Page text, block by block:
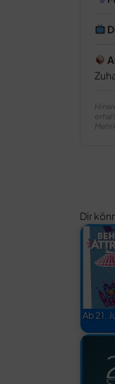
Dir
Ab 21.